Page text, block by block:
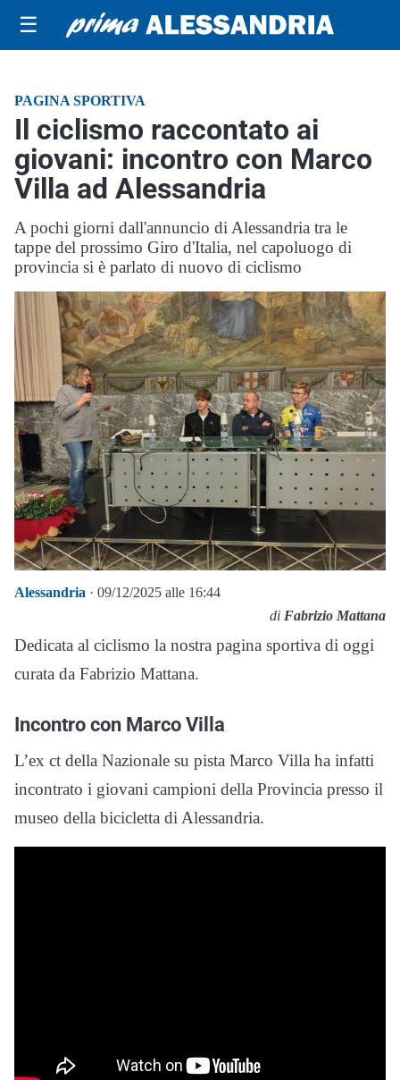
☰
PAGINA SPORTIVA
Il ciclismo raccontato ai
giovani: incontro con Marco
Villa ad Alessandria
A pochi giorni dall'annuncio di Alessandria tra le
tappe del prossimo Giro d'Italia, nel capoluogo di
provincia si è parlato di nuovo di ciclismo
Alessandria · 09/12/2025 alle 16:44
di Fabrizio Mattana
Dedicata al ciclismo la nostra pagina sportiva di oggi
curata da Fabrizio Mattana.
Incontro con Marco Villa
L’ex ct della Nazionale su pista Marco Villa ha infatti
incontrato i giovani campioni della Provincia presso il
museo della bicicletta di Alessandria.